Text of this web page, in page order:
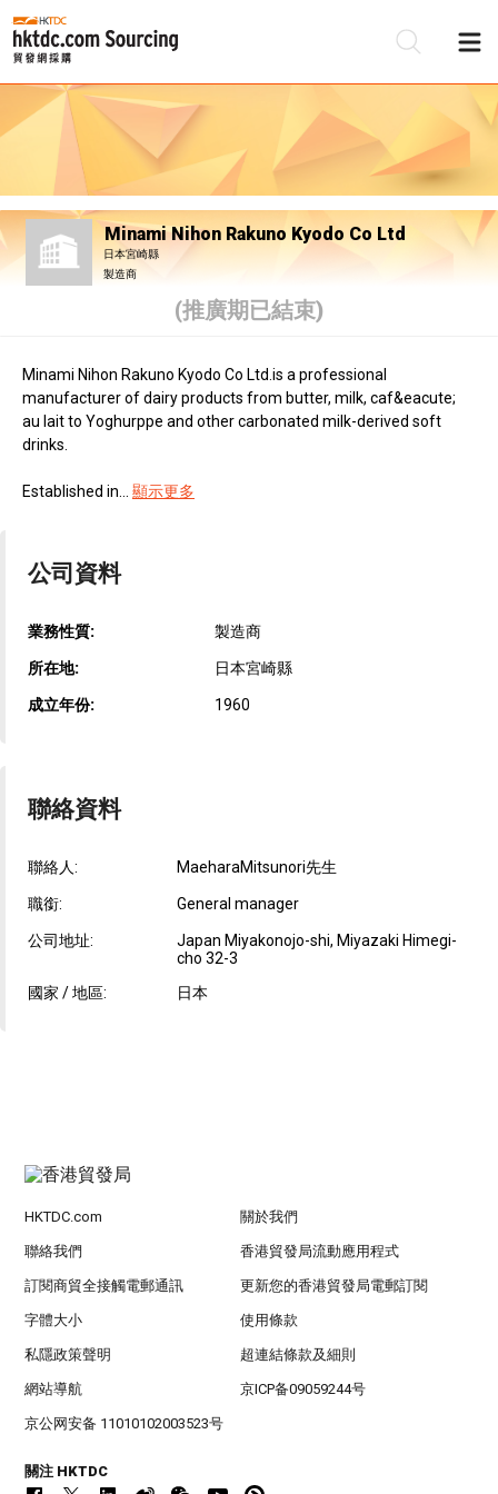
Minami Nihon Rakuno Kyodo Co Ltd
日本宮崎縣
製造商
(推廣期已結束)
Minami Nihon Rakuno Kyodo Co Ltd.is a professional
manufacturer of dairy products from butter, milk, caf&eacute;
au lait to Yoghurppe and other carbonated milk-derived soft
drinks.
Established in... 顯示更多
公司資料
業務性質: 製造商
所在地: 日本宮崎縣
成立年份: 1960
聯絡資料
聯絡人: MaeharaMitsunori先生
職銜: General manager
公司地址:
Japan Miyakonojo-shi, Miyazaki Himegi-
cho 32-3
國家 / 地區:
日本
HKTDC.com 關於我們
聯絡我們 香港貿發局流動應用程式
訂閱商貿全接觸電郵通訊 更新您的香港貿發局電郵訂閱
字體大小 使用條款
私隱政策聲明 超連結條款及細則
網站導航 京ICP备09059244号
京公网安备 11010102003523号
關注 HKTDC